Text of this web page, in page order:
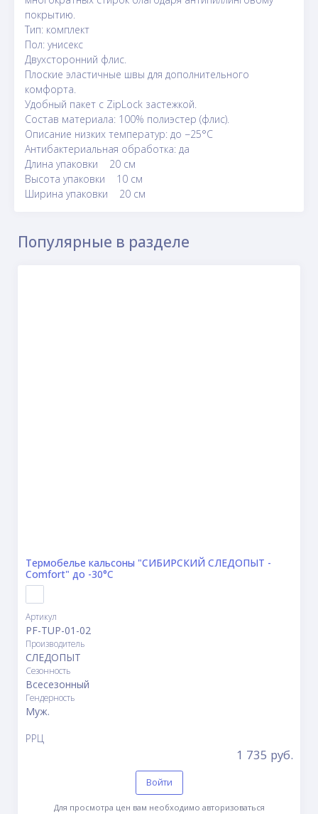
покрытию.
Тип: комплект
Пол: унисекс
Двухсторонний флис.
Плоские эластичные швы для дополнительного
комфорта.
Удобный пакет с ZipLock застежкой.
Состав материала: 100% полиэстер (флис).
Описание низких температур: до −25°C
Антибактериальная обработка: да
Длина упаковки 20 см
Высота упаковки 10 см
Ширина упаковки 20 см
Популярные в разделе
Термобелье кальсоны "CИБИРСКИЙ СЛЕДОПЫТ -
Comfort" до -30°С
Артикул
PF-TUP-01-02
Производитель
СЛЕДОПЫТ
Сезонность
Всесезонный
Гендерность
Муж.
РРЦ
1 735 руб.
Войти
Для просмотра цен вам необходимо авторизоваться